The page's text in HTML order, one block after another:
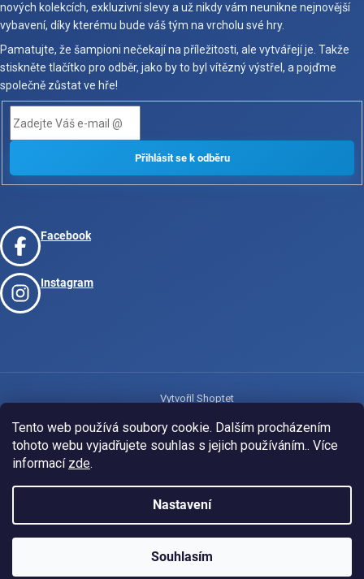
Tento web používá soubory cookie. Dalším procházením
tohoto webu vyjadřujete souhlas s jejich používáním.. Více
informací zde.
Nastavení
Souhlasím
nových kolekcích, exkluzivní slevy a už nikdy vám neunikne nejnovější
vybavení, díky kterému bude váš tým na vrcholu své hry.
Pamatujte, že šampioni nečekají na příležitosti, ale vytvářejí je. Takže
stiskněte tlačítko pro odběr, jako by to byl vítězný výstřel, a pojďme
společně zůstat ve hře!
Facebook
Instagram
Vytvořil Shoptet
Copyright 2026www.josport.cz. Všechna práva vyhrazena.